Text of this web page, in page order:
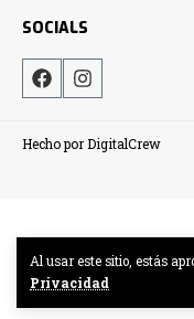
Al usar este sitio, estás
Privacidad
SOCIALS
Hecho por DigitalCrew